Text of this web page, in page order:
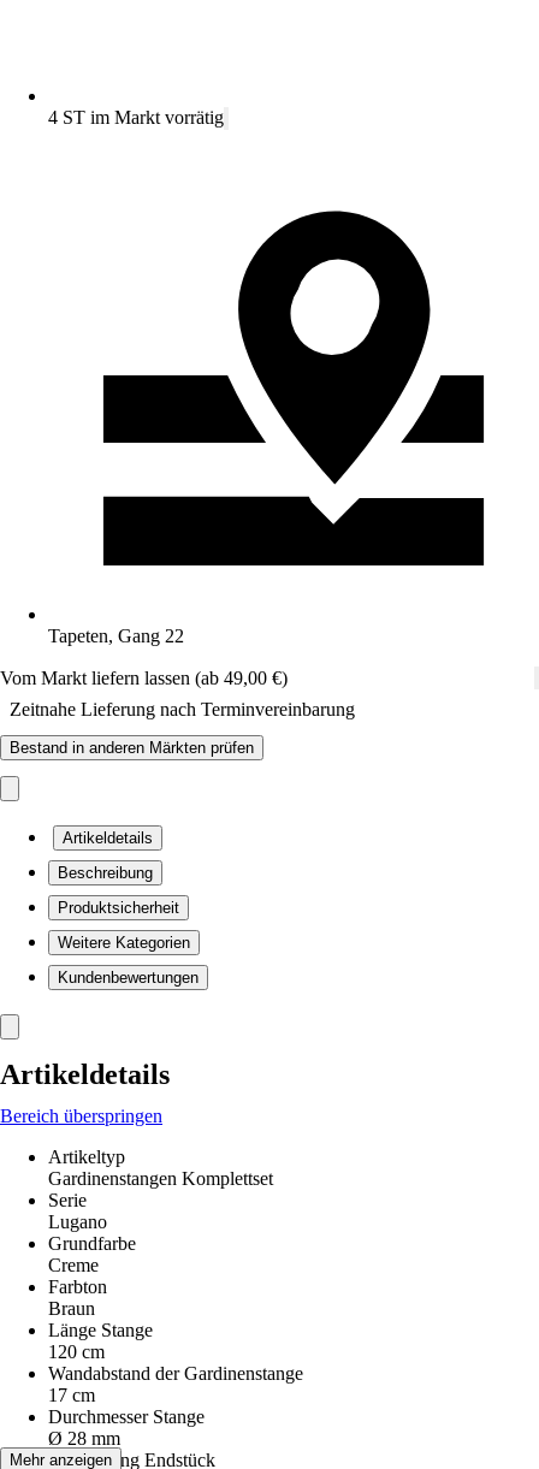
4 ST im Markt vorrätig
Tapeten, Gang 22
Vom Markt liefern lassen (ab 49,00 €)
Zeitnahe Lieferung nach Terminvereinbarung
Bestand in anderen Märkten prüfen
Artikeldetails
Beschreibung
Produktsicherheit
Weitere Kategorien
Kundenbewertungen
Artikeldetails
Bereich überspringen
Artikeltyp
Gardinenstangen Komplettset
Serie
Lugano
Grundfarbe
Creme
Farbton
Braun
Länge Stange
120 cm
Wandabstand der Gardinenstange
17 cm
Durchmesser Stange
Ø 28 mm
Ausführung Endstück
Mehr anzeigen